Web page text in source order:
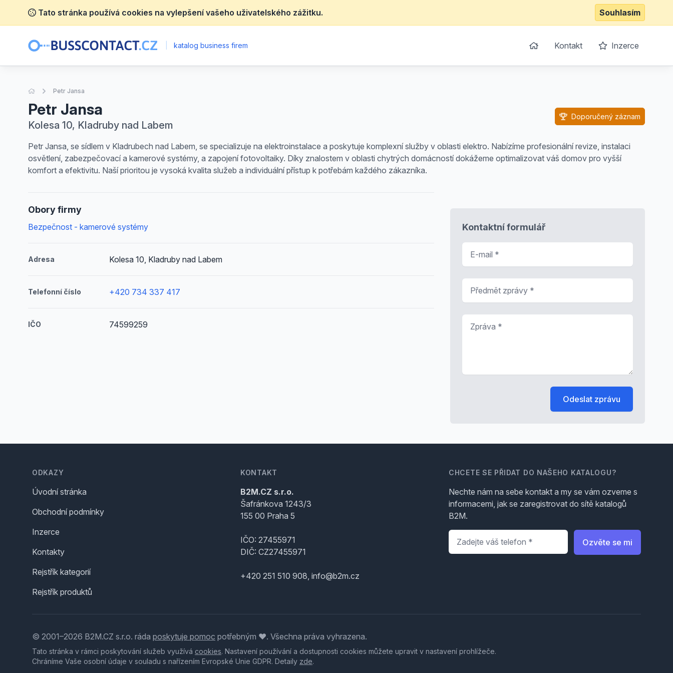
Tato stránka používá cookies na vylepšení vašeho uživatelského zážitku. Souhlasím
katalog business firem Kontakt Inzerce
Úvodní stránka
Petr Jansa
Petr Jansa
Kolesa 10, Kladruby nad Labem
Doporučený záznam
Petr Jansa, se sídlem v Kladrubech nad Labem, se specializuje na elektroinstalace a poskytuje komplexní služby v oblasti elektro. Nabízíme profesionální revize, instalaci
osvětlení, zabezpečovací a kamerové systémy, a zapojení fotovoltaiky. Díky znalostem v oblasti chytrých domácností dokážeme optimalizovat váš domov pro vyšší
komfort a efektivitu. Naší prioritou je vysoká kvalita služeb a individuální přístup k potřebám každého zákazníka.
Obory firmy
Bezpečnost - kamerové systémy
Adresa Kolesa 10, Kladruby nad Labem
Telefonní číslo +420 734 337 417
IČO 74599259
Kontaktní formulář
Odeslat zprávu
ODKAZY
Úvodní stránka
Obchodní podmínky
Inzerce
Kontakty
Rejstřík kategorií
Rejstřík produktů
KONTAKT
B2M.CZ s.r.o.
Šafránkova 1243/3
155 00 Praha 5
IČO: 27455971
DIČ: CZ27455971
+420 251 510 908, info@b2m.cz
CHCETE SE PŘIDAT DO NAŠEHO KATALOGU?
Nechte nám na sebe kontakt a my se vám ozveme s
informacemi, jak se zaregistrovat do sítě katalogů
B2M.
Telefon
Ozvěte se mi
© 2001–2026 B2M.CZ s.r.o. ráda poskytuje pomoc potřebným ♥️. Všechna práva vyhrazena.
Tato stránka v rámci poskytování služeb využívá cookies. Nastavení používání a dostupnosti cookies můžete upravit v nastavení prohlížeče.
Chráníme Vaše osobní údaje v souladu s nařízením Evropské Unie GDPR. Detaily zde.